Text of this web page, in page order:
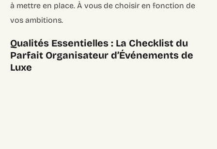
à mettre en place. À vous de choisir en fonction de
vos ambitions.
Qualités Essentielles : La Checklist du
Parfait Organisateur d’Événements de
Luxe